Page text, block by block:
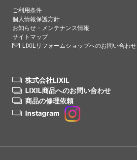
ご利用条件
個人情報保護方針
お知らせ・メンテナンス情報
サイトマップ
LIXILリフォームショップへのお問い合わせ
株式会社LIXIL
LIXIL商品へのお問い合わせ
商品の修理依頼
Instagram